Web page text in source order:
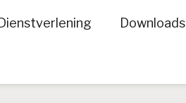
Dienstverlening Downloads